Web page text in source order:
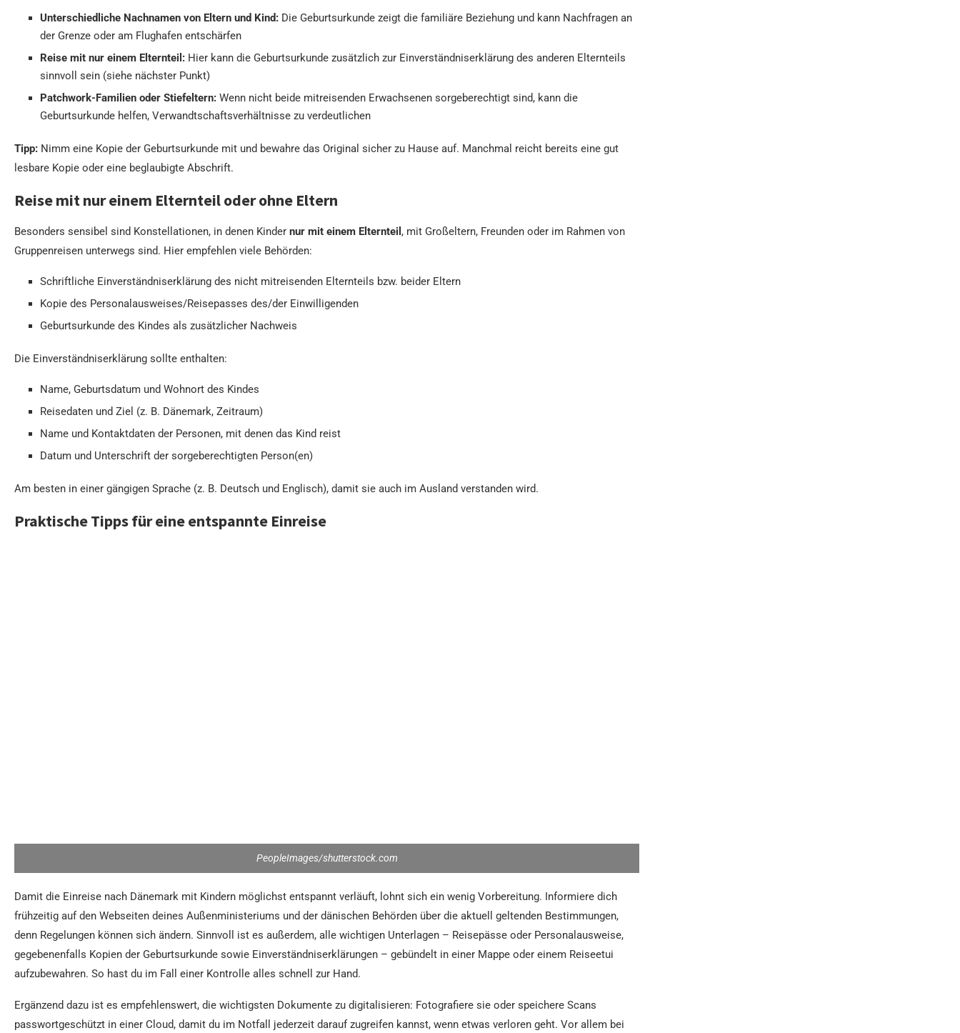
Unterschiedliche Nachnamen von Eltern und Kind: Die Geburtsurkunde zeigt die familiäre Beziehung und kann Nachfragen an
der Grenze oder am Flughafen entschärfen
Reise mit nur einem Elternteil: Hier kann die Geburtsurkunde zusätzlich zur Einverständniserklärung des anderen Elternteils
sinnvoll sein (siehe nächster Punkt)
Patchwork-Familien oder Stiefeltern: Wenn nicht beide mitreisenden Erwachsenen sorgeberechtigt sind, kann die
Geburtsurkunde helfen, Verwandtschaftsverhältnisse zu verdeutlichen
Tipp: Nimm eine Kopie der Geburtsurkunde mit und bewahre das Original sicher zu Hause auf. Manchmal reicht bereits eine gut
lesbare Kopie oder eine beglaubigte Abschrift.
Reise mit nur einem Elternteil oder ohne Eltern
Besonders sensibel sind Konstellationen, in denen Kinder nur mit einem Elternteil , mit Großeltern, Freunden oder im Rahmen von
Gruppenreisen unterwegs sind. Hier empfehlen viele Behörden:
Schriftliche Einverständniserklärung des nicht mitreisenden Elternteils bzw. beider Eltern
Kopie des Personalausweises/Reisepasses des/der Einwilligenden
Geburtsurkunde des Kindes als zusätzlicher Nachweis
Die Einverständniserklärung sollte enthalten:
Name, Geburtsdatum und Wohnort des Kindes
Reisedaten und Ziel (z. B. Dänemark, Zeitraum)
Name und Kontaktdaten der Personen, mit denen das Kind reist
Datum und Unterschrift der sorgeberechtigten Person(en)
Am besten in einer gängigen Sprache (z. B. Deutsch und Englisch), damit sie auch im Ausland verstanden wird.
Praktische Tipps für eine entspannte Einreise
PeopleImages/shutterstock.com
Damit die Einreise nach Dänemark mit Kindern möglichst entspannt verläuft, lohnt sich ein wenig Vorbereitung. Informiere dich
frühzeitig auf den Webseiten deines Außenministeriums und der dänischen Behörden über die aktuell geltenden Bestimmungen,
denn Regelungen können sich ändern. Sinnvoll ist es außerdem, alle wichtigen Unterlagen – Reisepässe oder Personalausweise,
gegebenenfalls Kopien der Geburtsurkunde sowie Einverständniserklärungen – gebündelt in einer Mappe oder einem Reiseetui
aufzubewahren. So hast du im Fall einer Kontrolle alles schnell zur Hand.
Ergänzend dazu ist es empfehlenswert, die wichtigsten Dokumente zu digitalisieren: Fotografiere sie oder speichere Scans
passwortgeschützt in einer Cloud, damit du im Notfall jederzeit darauf zugreifen kannst, wenn etwas verloren geht. Vor allem bei